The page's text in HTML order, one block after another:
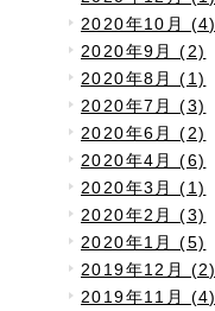
2020年10月 (4)
2020年9月 (2)
2020年8月 (1)
2020年7月 (3)
2020年6月 (2)
2020年4月 (6)
2020年3月 (1)
2020年2月 (3)
2020年1月 (5)
2019年12月 (2)
2019年11月 (4)